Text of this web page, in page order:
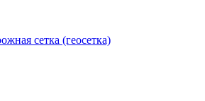
сетка (геосетка)